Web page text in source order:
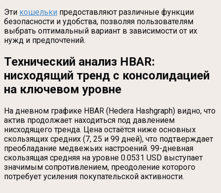
Эти кошельки предоставляют различные функции
безопасности и удобства, позволяя пользователям
выбрать оптимальный вариант в зависимости от их
нужд и предпочтений.
Технический анализ HBAR:
нисходящий тренд с консолидацией
на ключевом уровне
На дневном графике HBAR (Hedera Hashgraph) видно, что
актив продолжает находиться под давлением
нисходящего тренда. Цена остаётся ниже основных
скользящих средних (7, 25 и 99 дней), что подтверждает
преобладание медвежьих настроений. 99-дневная
скользящая средняя на уровне 0.0531 USD выступает
значимым сопротивлением, преодоление которого
потребует усиления покупательской активности.